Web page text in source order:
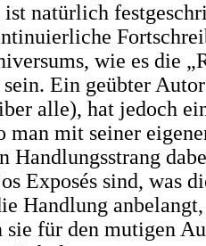
natürlich
wie es die
Ein geübter
alle), hat jedoch
mit seiner
Handlungsstrang
Exposés sind, was
Handlung
sie für den mutigen